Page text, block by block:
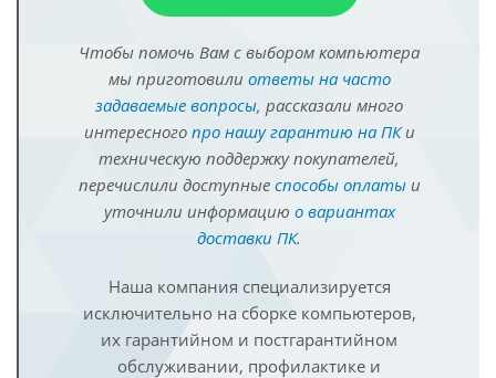
Чтобы помочь Вам с выбором компьютера
мы приготовили ответы на часто
задаваемые вопросы, рассказали много
интересного про нашу гарантию на ПКи
техническую поддержку покупателей,
перечислили доступные способы оплатыи
уточнили информацию о вариантах
доставки ПК.
Наша компания специализируется
исключительно на сборке компьютеров,
их гарантийном и постгарантийном
обслуживании, профилактике и